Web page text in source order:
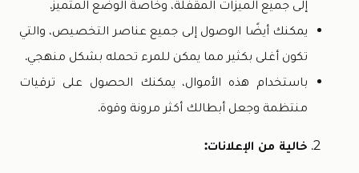
إلى جميع الميزات المقفلة، وخاصة الوضع المتميز.
يمكنك أيضًا الوصول إلى جميع عناصر التخصيص، والتي
تكون أغلى بكثير مما يمكن للمرء تحمله بشكل منهجي.
باستخدام هذه الأموال، يمكنك الحصول على ترقيات
منتظمة وجعل أبطالك أكثر مرونة وقوة.
خالية من الإعلانات: